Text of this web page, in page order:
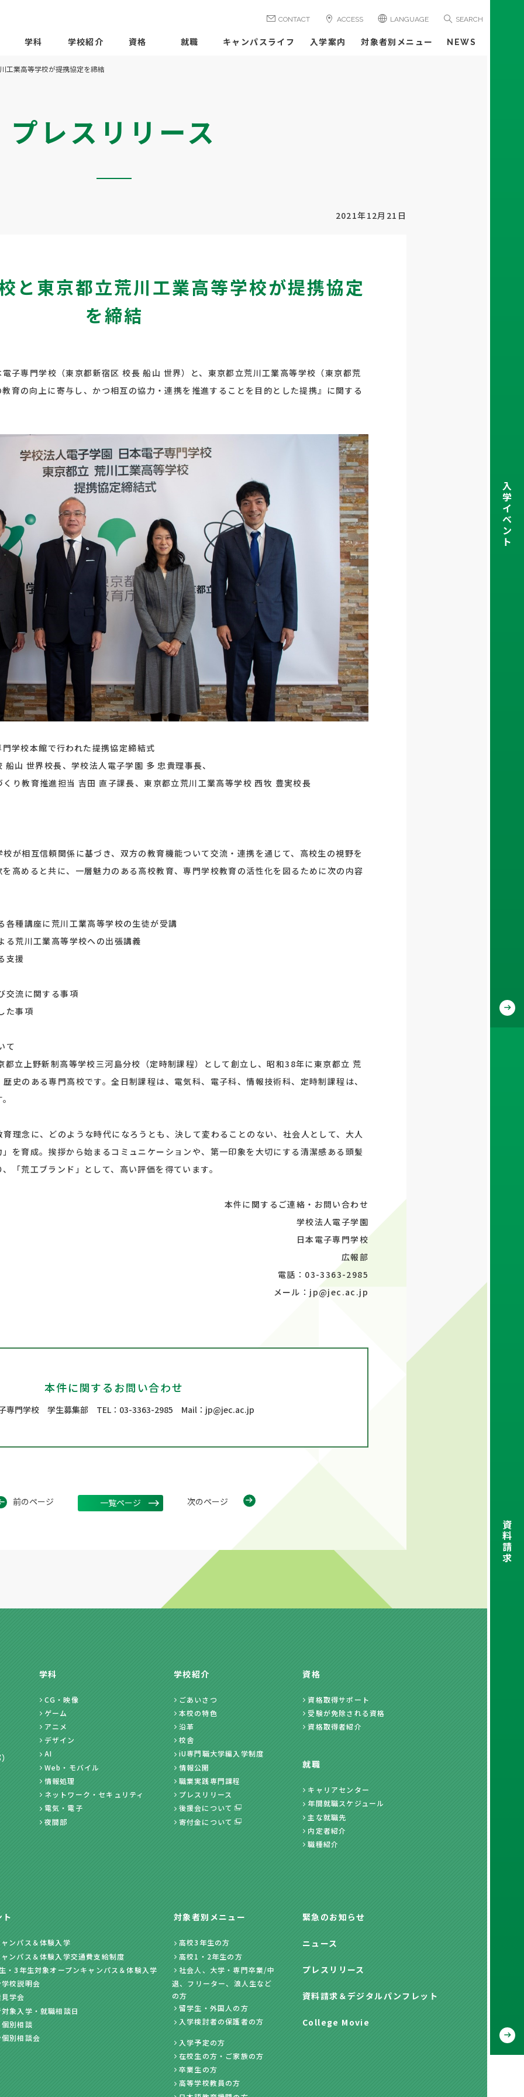
CONTACT ACCESS LANGUAGE SEARCH
学科 学校紹介 資格 就職 キャンパスライフ 入学案内 対象者別メニュー NEWS
工業高等学校が提携協定を締結
プレスリリース
2021年12月21日
と東京都立荒川工業高等学校が提携協定
を締結
専門学校（東京都新宿区 校長 船山 世界）と、東京都立荒川工業高等学校（東京都荒
育の向上に寄与し、かつ相互の協力・連携を推進することを目的とした提携』に関する
学校本館で行われた提携協定締結式
山 世界校長、学校法人電子学園 多 忠貴理事長、
り教育推進担当 吉田 直子課長、東京都立荒川工業高等学校 西牧 豊実校長
が相互信頼関係に基づき、双方の教育機能ついて交流・連携を通じて、高校生の視野を
高めると共に、一層魅力のある高校教育、専門学校教育の活性化を図るために次の内容
各種講座に荒川工業高等学校の生徒が受講
る荒川工業高等学校への出張講義
支援
交流に関する事項
た事項
て
立上野新制高等学校三河島分校（定時制課程）として創立し、昭和38年に東京都立 荒
史のある専門高校です。全日制課程は、電気科、電子科、情報技術科、定時制課程は、
理念に、どのような時代になろうとも、決して変わることのない、社会人として、大人
を育成。挨拶から始まるコミュニケーションや、第一印象を大切にする清潔感ある頭髪
「荒工ブランド」として、高い評価を得ています。
本件に関するご連絡・お問い合わせ
学校法人電子学園
日本電子専門学校
広報部
電話：03-3363-2985
メール：jp@jec.ac.jp
本件に関するお問い合わせ
専門学校 学生募集部 TEL：03-3363-2985 Mail： jp@jec.ac.jp
前のページ 一覧ページ 次のページ
学科
CG・映像
ゲーム
アニメ
デザイン
AI
Web・モバイル
情報処理
ネットワーク・セキュリティ
電気・電子
夜間部
学校紹介
ごあいさつ
本校の特色
沿革
校舎
iU専門職大学編入学制度
情報公開
職業実践専門課程
プレスリリース
後援会について
寄付金について
資格
資格取得サポート
受験が免除される資格
資格取得者紹介
就職
キャリアセンター
年間就職スケジュール
主な就職先
内定者紹介
職種紹介
ンパス＆体験入学
ンパス＆体験入学交通費支給制度
・3年生対象オープンキャンパス＆体験入学
校説明会
学会
象入学・就職相談日
別相談
別相談会
対象者別メニュー
高校3年生の方
高校1・2年生の方
社会人、大学・専門卒業/中
退、フリーター、浪人生など
の方
留学生・外国人の方
入学検討者の保護者の方
入学予定の方
在校生の方・ご家族の方
卒業生の方
高等学校教員の方
緊急のお知らせ
ニュース
プレスリリース
資料請求 ＆デジタルパンフレット
College Movie
入
学
イ
ベ
ン
ト
資
料
請
求